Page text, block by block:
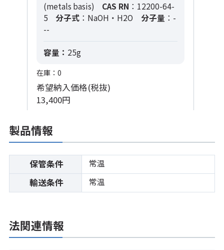
(metals basis)
CAS RN ：12200-64-
5
分子式 ：NaOH・H2O 分子量 ：-
--
容量： 25g
在庫：0
希望納入価格(税抜)
13,400円
製品情報
保管条件 常温
輸送条件 常温
法関連情報